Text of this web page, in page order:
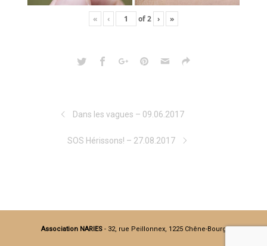
« ‹ of2 › »
Dans les vagues – 09.06.2017
SOS Hérissons! – 27.08.2017
Association NARIES- 32, rue Peillonnex, 1225 Chêne-Bourg